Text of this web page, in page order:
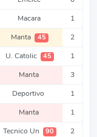
Macara 1
Manta 45 2
U. Catolic 45 1
Manta 3
Deportivo 1
Manta 1
Tecnico Un 90 2